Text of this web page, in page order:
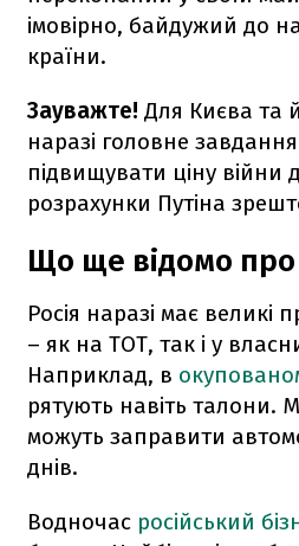
імовірно, байдужий до
країни.
Зауважте! Для Києва та
наразі головне
підвищувати ціну війни
розрахунки Путіна
Що ще відомо про
Росія наразі має
– як на ТОТ, так і у
Наприклад, в
рятують навіть талони.
можуть заправити
днів.
Водночас російський